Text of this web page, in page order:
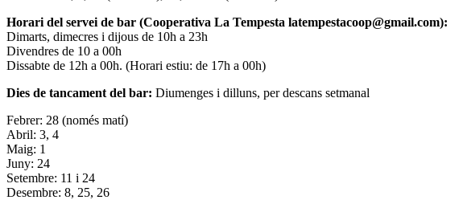
Horari del servei de bar (Cooperativa La Tempesta latempestacoop@gmail.com):
Dimarts, dimecres i dijous de 10h a 23h
Divendres de 10 a 00h
Dissabte de 12h a 00h. (Horari estiu: de 17h a 00h)
Dies de tancament del bar: Diumenges i dilluns, per descans setmanal
Febrer: 28 (només matí)
Abril: 3, 4
Maig: 1
Juny: 24
Setembre: 11 i 24
Desembre: 8, 25, 26